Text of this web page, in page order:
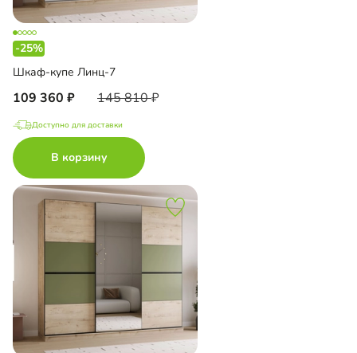
-25%
Шкаф-купе Линц-7
109 360 145 810
Доступно для доставки
В корзину